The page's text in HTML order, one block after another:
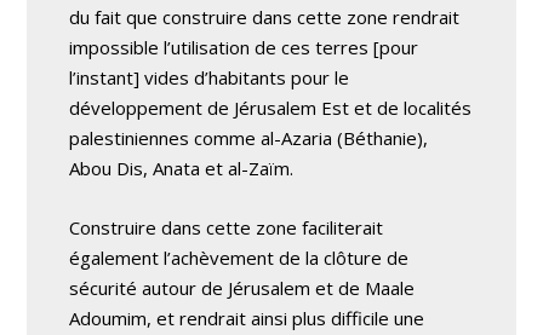
du fait que construire dans cette zone rendrait
impossible l’utilisation de ces terres [pour
l’instant] vides d’habitants pour le
développement de Jérusalem Est et de localités
palestiniennes comme al-Azaria (Béthanie),
Abou Dis, Anata et al-Zaïm.
Construire dans cette zone faciliterait
également l’achèvement de la clôture de
sécurité autour de Jérusalem et de Maale
Adoumim, et rendrait ainsi plus difficile une